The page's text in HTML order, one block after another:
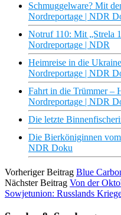
Schmuggelware? Mit
Nordreportage | NDR
Notruf 110: Mit „Strela
Nordreportage | NDR
Heimreise in die
Nordreportage | NDR
Fahrt in die Trümmer –
Nordreportage | NDR
Die letzte
Die Bierköniginnen
NDR Doku
Vorheriger Beitrag Blue
Nächster Beitrag Von der
Sowjetunion: Russlands